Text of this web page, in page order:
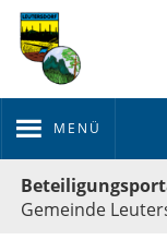
MENÜ
Gemeinde